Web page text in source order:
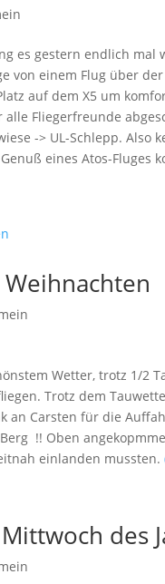
es gestern endlich
von einem Flug über
auf dem X5 um
Fliegerfreunde
-> UL-Schlepp.
eines Atos-Fluges
Wetter, trotz 1/2
Trotz dem
an Carsten für die
!! Oben
einlanden mussten.
des